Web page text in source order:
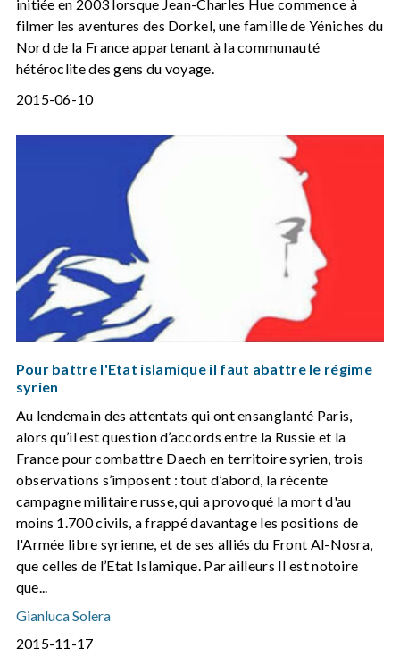
initiée en 2003 lorsque Jean-Charles Hue commence à
filmer les aventures des Dorkel, une famille de Yéniches du
Nord de la France appartenant à la communauté
hétéroclite des gens du voyage.
2015-06-10
Pour battre l'Etat islamique il faut abattre le régime
syrien
Au lendemain des attentats qui ont ensanglanté Paris,
alors qu’il est question d’accords entre la Russie et la
France pour combattre Daech en territoire syrien, trois
observations s’imposent : tout d’abord, la récente
campagne militaire russe, qui a provoqué la mort d'au
moins 1.700 civils, a frappé davantage les positions de
l'Armée libre syrienne, et de ses alliés du Front Al-Nosra,
que celles de l’Etat Islamique. Par ailleurs Il est notoire
que...
Gianluca Solera
2015-11-17